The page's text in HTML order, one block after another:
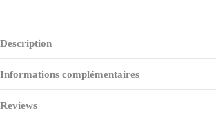
Description
Informations complémentaires
Reviews